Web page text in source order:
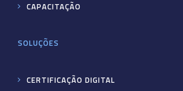
CAPACITAÇÃO
SOLUÇÕES
CERTIFICAÇÃO DIGITAL